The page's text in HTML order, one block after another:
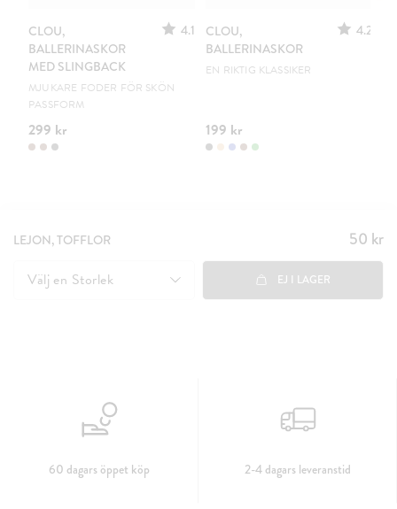
CLOU,
BALLERINASKOR
MED SLINGBACK
4.1
MJUKARE FODER FÖR SKÖN
PASSFORM
299 kr
CLOU,
BALLERINASKOR
4.2
EN RIKTIG KLASSIKER
199 kr
LEJON, TOFFLOR Pris:
50 kr
50 kr
Välj en Storlek EJ I LAGER
60 dagars öppet köp 2-4 dagars leveranstid